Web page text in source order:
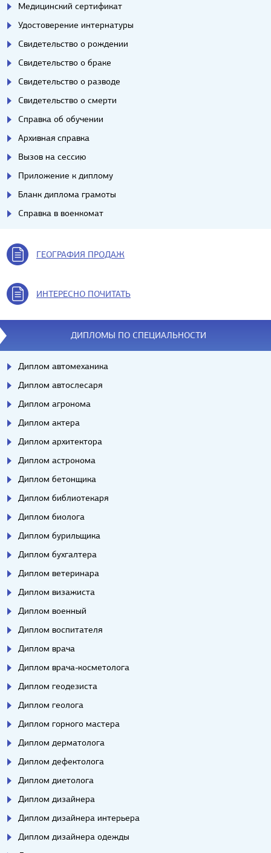
Медицинский сертификат
Удостоверение интернатуры
Свидетельство о рождении
Свидетельство о браке
Свидетельство о разводе
Свидетельство о смерти
Справка об обучении
Архивная справка
Вызов на сессию
Приложение к диплому
Бланк диплома грамоты
Справка в военкомат
ГЕОГРАФИЯ ПРОДАЖ
ИНТЕРЕСНО ПОЧИТАТЬ
ДИПЛОМЫ ПО СПЕЦИАЛЬНОСТИ
Диплом автомеханика
Диплом автослесаря
Диплом агронома
Диплом актера
Диплом архитектора
Диплом астронома
Диплом бетонщика
Диплом библиотекаря
Диплом биолога
Диплом бурильщика
Диплом бухгалтера
Диплом ветеринара
Диплом визажиста
Диплом военный
Диплом воспитателя
Диплом врача
Диплом врача-косметолога
Диплом геодезиста
Диплом геолога
Диплом горного мастера
Диплом дерматолога
Диплом дефектолога
Диплом диетолога
Диплом дизайнера
Диплом дизайнера интерьера
Диплом дизайнера одежды